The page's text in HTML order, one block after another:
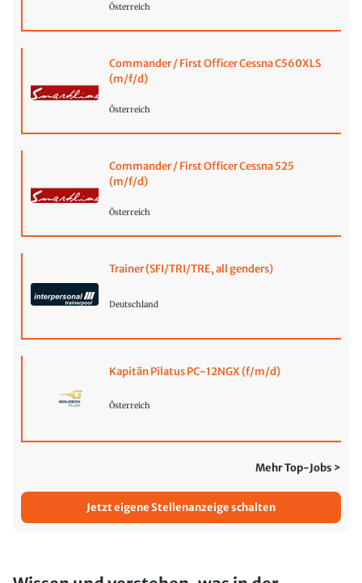
Österreich
Commander / First Officer Cessna C560XLS
(m/f/d)
Österreich
Commander / First Officer Cessna 525
(m/f/d)
Österreich
Trainer (SFI/TRI/TRE, all genders)
Deutschland
Kapitän Pilatus PC-12NGX (f/m/d)
Österreich
Mehr Top-Jobs >
Jetzt eigene Stellenanzeige schalten